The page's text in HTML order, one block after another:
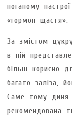
поганому
«гормон щастя».
За змістом
в ній
більш корисно
багато заліза,
Саме тому диня
рекомендована